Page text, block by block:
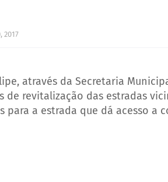
2017
através da Secretaria
de revitalização das estradas
para a estrada que dá acesso a